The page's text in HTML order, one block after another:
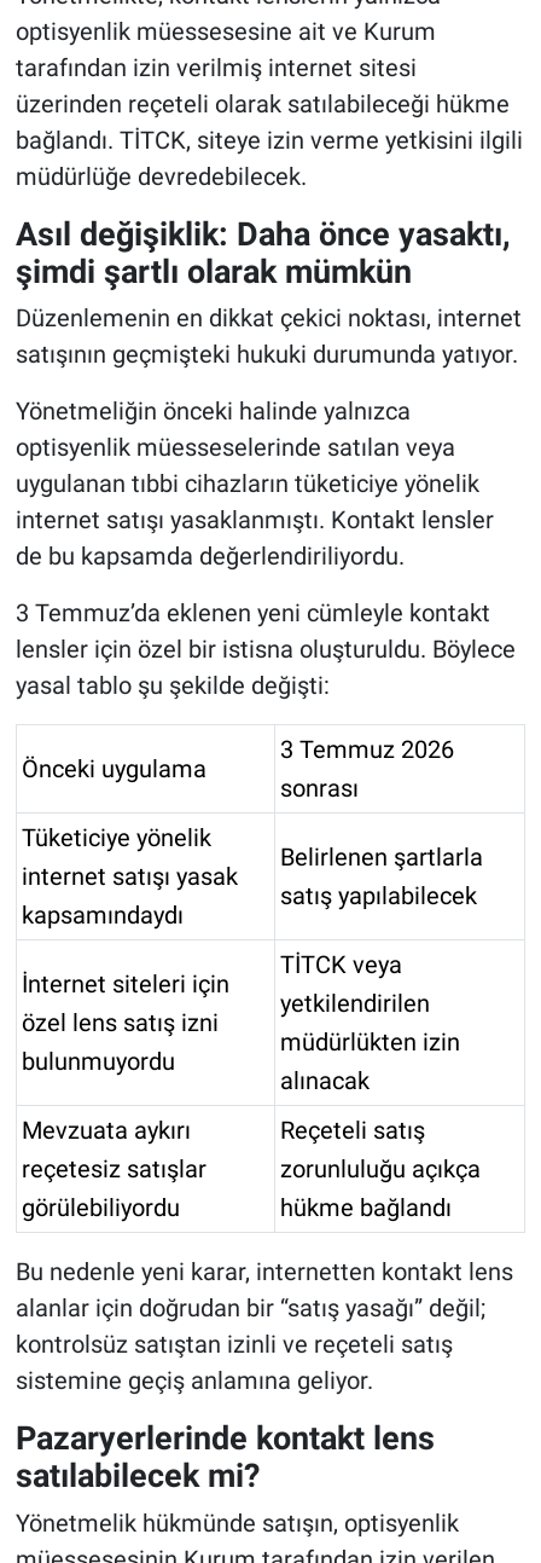
optisyenlik müessesesine ait ve Kurum
tarafından izin verilmiş internet sitesi
üzerinden reçeteli olarak satılabileceği hükme
bağlandı. TİTCK, siteye izin verme yetkisini ilgili
müdürlüğe devredebilecek.
Asıl değişiklik: Daha önce yasaktı,
şimdi şartlı olarak mümkün
Düzenlemenin en dikkat çekici noktası, internet
satışının geçmişteki hukuki durumunda yatıyor.
Yönetmeliğin önceki halinde yalnızca
optisyenlik müesseselerinde satılan veya
uygulanan tıbbi cihazların tüketiciye yönelik
internet satışı yasaklanmıştı. Kontakt lensler
de bu kapsamda değerlendiriliyordu.
3 Temmuz’da eklenen yeni cümleyle kontakt
lensler için özel bir istisna oluşturuldu. Böylece
yasal tablo şu şekilde değişti:
Önceki uygulama
3 Temmuz 2026
sonrası
Tüketiciye yönelik
internet satışı yasak
kapsamındaydı
Belirlenen şartlarla
satış yapılabilecek
İnternet siteleri için
özel lens satış izni
bulunmuyordu
TİTCK veya
yetkilendirilen
müdürlükten izin
alınacak
Mevzuata aykırı
reçetesiz satışlar
görülebiliyordu
Reçeteli satış
zorunluluğu açıkça
hükme bağlandı
Bu nedenle yeni karar, internetten kontakt lens
alanlar için doğrudan bir “satış yasağı” değil;
kontrolsüz satıştan izinli ve reçeteli satış
sistemine geçiş anlamına geliyor.
Pazaryerlerinde kontakt lens
satılabilecek mi?
Yönetmelik hükmünde satışın, optisyenlik